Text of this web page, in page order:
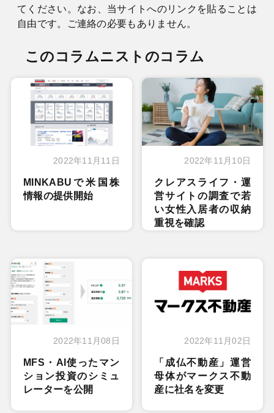
てください。なお、当サイトへのリンクを貼ることは
自由です。ご連絡の必要もありません。
このコラムニストのコラム
2022年11月11日
MINKABUで米国株
情報の提供開始
2022年11月10日
クレアスライフ・運
営サイトの調査で若
い女性入居者の収納
重視を確認
2022年11月08日
MFS・AI使ったマン
ション投資のシミュ
レーターを公開
2022年11月02日
「成仏不動産」運営
母体がマークス不動
産に社名を変更